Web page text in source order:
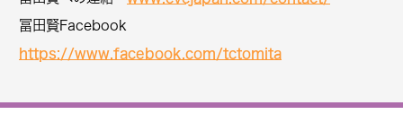
冨田賢Facebook
https://www.facebook.com/tctomita